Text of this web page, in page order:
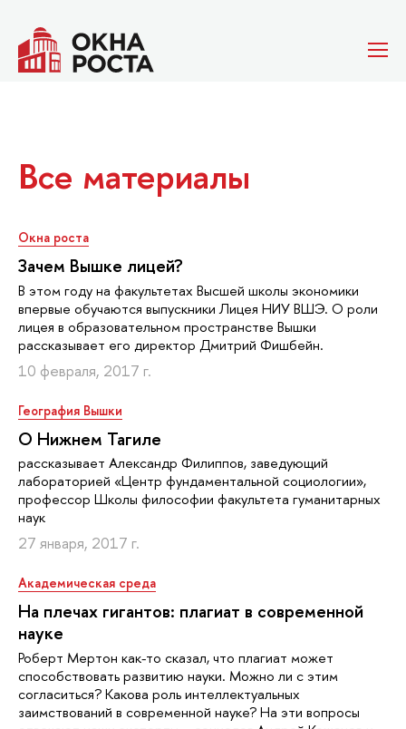
Все материалы
Окна роста
Зачем Вышке лицей?
В этом году на факультетах Высшей школы экономики
впервые обучаются выпускники Лицея НИУ ВШЭ. О роли
лицея в образовательном пространстве Вышки
рассказывает его директор Дмитрий Фишбейн.
10 февраля, 2017 г.
География Вышки
О Нижнем Тагиле
рассказывает Александр Филиппов, заведующий
лабораторией «Центр фундаментальной социологии»,
профессор Школы философии факультета гуманитарных
наук
27 января, 2017 г.
Академическая среда
На плечах гигантов: плагиат в современной
науке
Роберт Мертон как-то сказал, что плагиат может
способствовать развитию науки. Можно ли с этим
согласиться? Какова роль интеллектуальных
заимствований в современной науке? На эти вопросы